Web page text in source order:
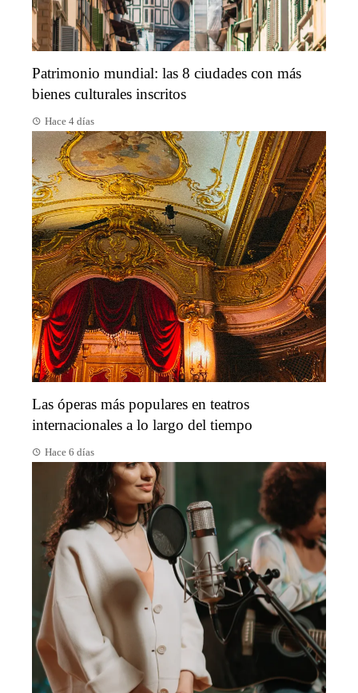
Patrimonio mundial: las 8 ciudades con más
bienes culturales inscritos
Hace 4 días
Las óperas más populares en teatros
internacionales a lo largo del tiempo
Hace 6 días